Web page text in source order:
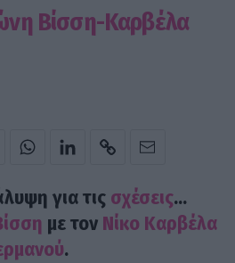
Βίσση-Καρβέλα
για τις σχέσεις...
με τον Νίκο Καρβέλα
.